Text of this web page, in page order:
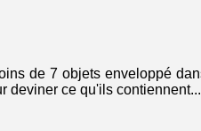
de 7 objets enveloppé
deviner ce qu'ils contiennent...